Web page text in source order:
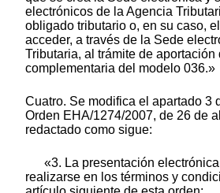
electrónicos de la Agencia
obligado tributario o, en su caso,
acceder, a través de la Sede
Tributaria, al trámite de aportación
complementaria del modelo 036.»
Cuatro. Se modifica el apartado 3
Orden EHA/1274/2007, de 26 de
redactado como sigue:
«3. La presentación
realizarse en los términos y